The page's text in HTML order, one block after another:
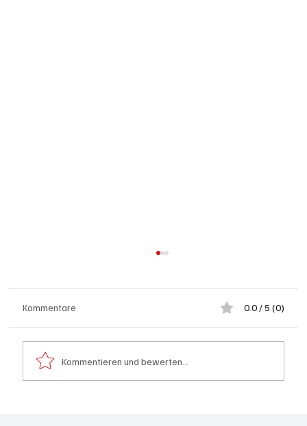
Kommentare 0.0 / 5 (0)
Kommentieren und bewerten...